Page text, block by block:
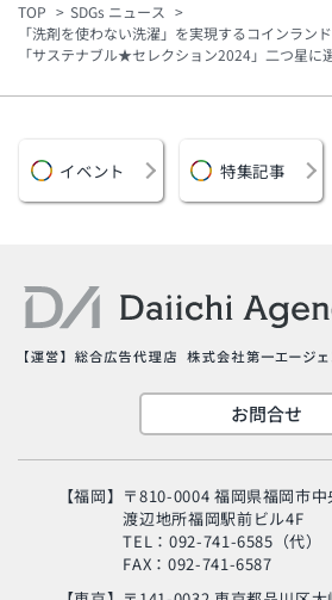
TOP
SDGs ニュース
「洗剤を使わない洗濯」を実現するコインラン
「サステナブル★セレクション2024」二つ星に
イベント 特集記事
お問合せ
【福岡】 〒810-0004 福岡県福岡市
渡辺地所福岡駅前ビル4F
TEL：092-741-6585（代）
FAX：092-741-6587